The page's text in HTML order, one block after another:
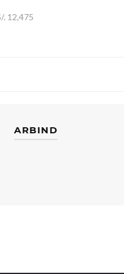
. 12,475
ARBIND